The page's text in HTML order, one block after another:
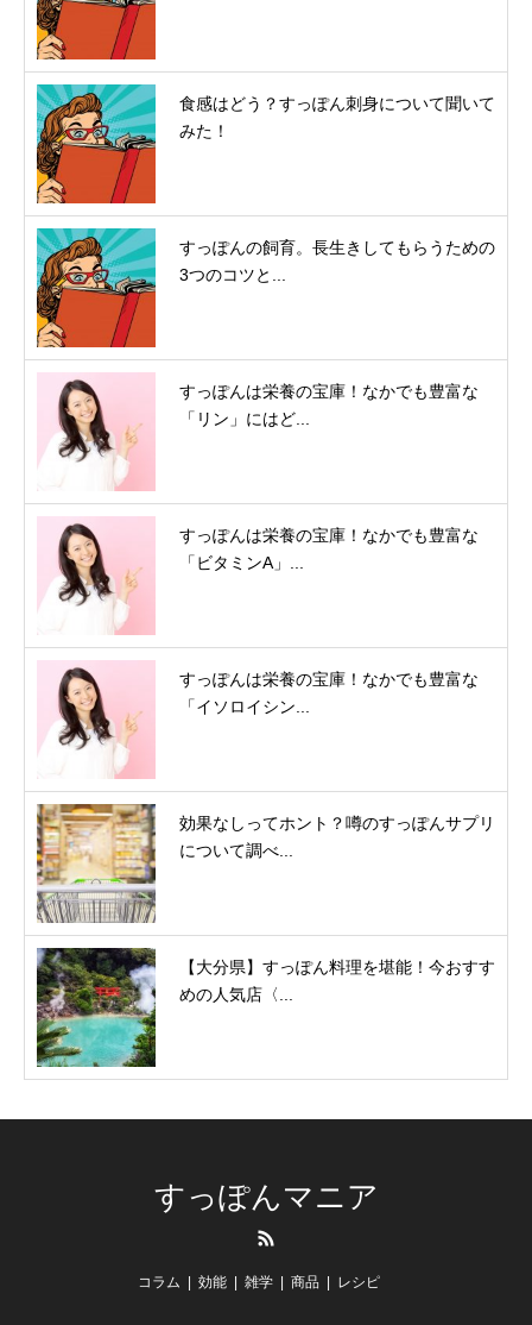
食感はどう？すっぽん刺身について聞いて
みた！
すっぽんの飼育。長生きしてもらうための
3つのコツと...
すっぽんは栄養の宝庫！なかでも豊富な
「リン」にはど...
すっぽんは栄養の宝庫！なかでも豊富な
「ビタミンA」...
すっぽんは栄養の宝庫！なかでも豊富な
「イソロイシン...
効果なしってホント？噂のすっぽんサプリ
について調べ...
【大分県】すっぽん料理を堪能！今おすす
めの人気店〈...
すっぽんマニア
コラム 効能 雑学 商品 レシピ